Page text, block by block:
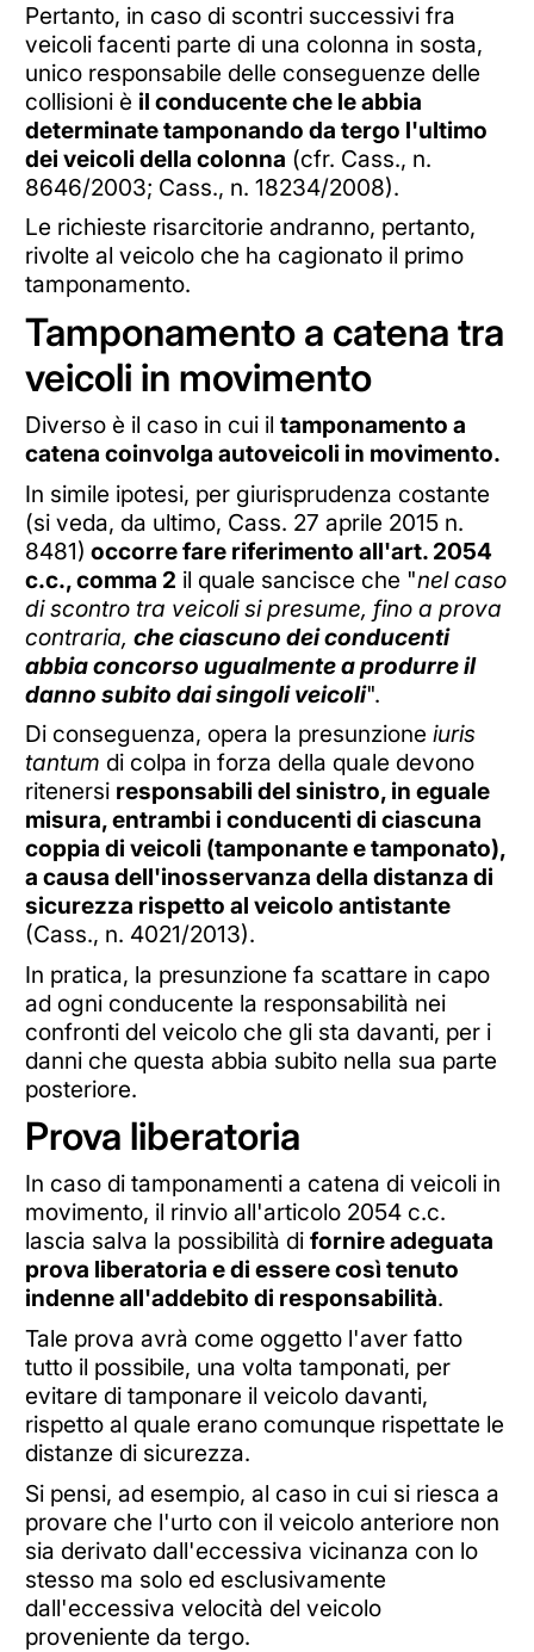
Pertanto, in caso di scontri successivi fra
veicoli facenti parte di una colonna in sosta,
unico responsabile delle conseguenze delle
collisioni è il conducente che le abbia
determinate tamponando da tergo l'ultimo
dei veicoli della colonna (cfr. Cass., n.
8646/2003; Cass., n. 18234/2008).
Le richieste risarcitorie andranno, pertanto,
rivolte al veicolo che ha cagionato il primo
tamponamento.
Tamponamento a catena tra
veicoli in movimento
Diverso è il caso in cui il tamponamento a
catena coinvolga autoveicoli in movimento.
In simile ipotesi, per giurisprudenza costante
(si veda, da ultimo, Cass. 27 aprile 2015 n.
8481) occorre fare riferimento all'art. 2054
c.c., comma 2 il quale sancisce che "nel caso
di scontro tra veicoli si presume, fino a prova
contraria, che ciascuno dei conducenti
abbia concorso ugualmente a produrre il
danno subito dai singoli veicoli".
Di conseguenza, opera la presunzione iuris
tantum di colpa in forza della quale devono
ritenersi responsabili del sinistro, in eguale
misura, entrambi i conducenti di ciascuna
coppia di veicoli (tamponante e tamponato),
a causa dell'inosservanza della distanza di
sicurezza rispetto al veicolo antistante
(Cass., n. 4021/2013).
In pratica, la presunzione fa scattare in capo
ad ogni conducente la responsabilità nei
confronti del veicolo che gli sta davanti, per i
danni che questa abbia subito nella sua parte
posteriore.
Prova liberatoria
In caso di tamponamenti a catena di veicoli in
movimento, il rinvio all'articolo 2054 c.c.
lascia salva la possibilità di fornire adeguata
prova liberatoria e di essere così tenuto
indenne all'addebito di responsabilità.
Tale prova avrà come oggetto l'aver fatto
tutto il possibile, una volta tamponati, per
evitare di tamponare il veicolo davanti,
rispetto al quale erano comunque rispettate le
distanze di sicurezza.
Si pensi, ad esempio, al caso in cui si riesca a
provare che l'urto con il veicolo anteriore non
sia derivato dall'eccessiva vicinanza con lo
stesso ma solo ed esclusivamente
dall'eccessiva velocità del veicolo
proveniente da tergo.